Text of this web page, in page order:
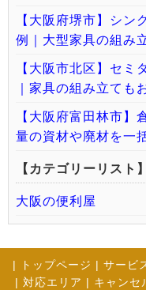
【大阪府堺市】シン
例｜大型家具の組み
【大阪市北区】セミ
｜家具の組み立ても
【大阪府富田林市】
量の資材や廃材を一
【カテゴリーリスト】
大阪の便利屋
| トップページ | サービ
| 対応エリア | キャンセ